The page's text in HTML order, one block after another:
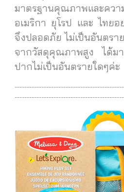
มาตรฐานคุณภาพและควา
อเมริกา ยุโรป และ ไทย
จึงปลอดภัย ไม่เป็นอันตรา
จากวัสดุคุณภาพสูง ได้ม
ปากไม่เป็นอันตรายใดๆค่ะ